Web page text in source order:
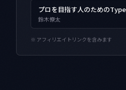
鈴木僚太
※ アフィリエイトリンクを含みます